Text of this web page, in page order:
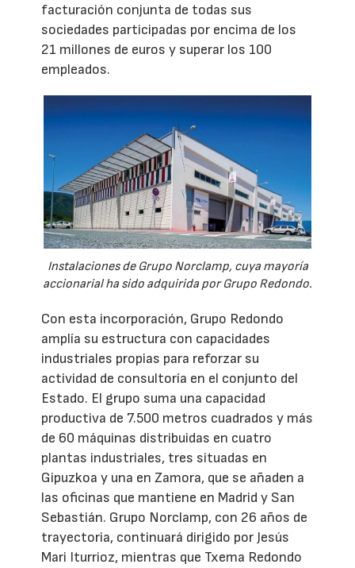
facturación conjunta de todas sus
sociedades participadas por encima de los
21 millones de euros y superar los 100
empleados.
Instalaciones de Grupo Norclamp, cuya mayoría
accionarial ha sido adquirida por Grupo Redondo.
Con esta incorporación, Grupo Redondo
amplía su estructura con capacidades
industriales propias para reforzar su
actividad de consultoría en el conjunto del
Estado. El grupo suma una capacidad
productiva de 7.500 metros cuadrados y más
de 60 máquinas distribuidas en cuatro
plantas industriales, tres situadas en
Gipuzkoa y una en Zamora, que se añaden a
las oficinas que mantiene en Madrid y San
Sebastián. Grupo Norclamp, con 26 años de
trayectoria, continuará dirigido por Jesús
Mari Iturrioz, mientras que Txema Redondo